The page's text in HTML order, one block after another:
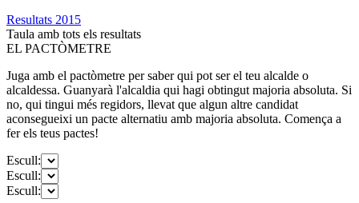
Resultats 2015
Taula amb tots els resultats
EL PACTÒMETRE
Juga amb el pactòmetre per saber qui pot ser el teu alcalde o
alcaldessa. Guanyarà l'alcaldia qui hagi obtingut majoria absoluta. Si
no, qui tingui més regidors, llevat que algun altre candidat
aconsegueixi un pacte alternatiu amb majoria absoluta. Comença a
fer els teus pactes!
Escull:
Escull:
Escull: